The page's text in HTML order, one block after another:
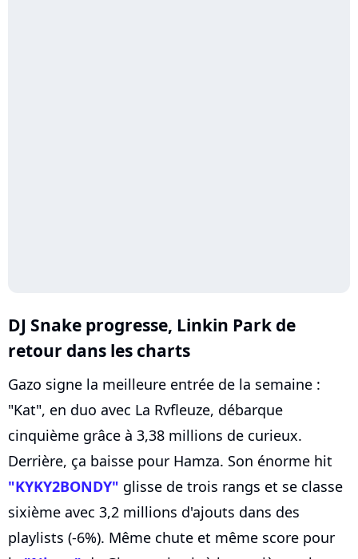
DJ Snake progresse, Linkin Park de
retour dans les charts
Gazo signe la meilleure entrée de la semaine :
"Kat", en duo avec La Rvfleuze, débarque
cinquième grâce à 3,38 millions de curieux.
Derrière, ça baisse pour Hamza. Son énorme hit
"KYKY2BONDY" glisse de trois rangs et se classe
sixième avec 3,2 millions d'ajouts dans des
playlists (-6%). Même chute et même score pour